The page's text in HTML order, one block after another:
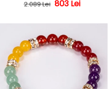
Preț obișnuit
2.089 Lei Preț redus
803 Lei